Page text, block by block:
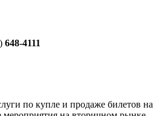
648-4111
по купле и продаже билетов на